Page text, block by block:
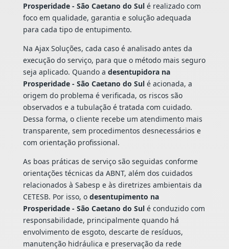
Prosperidade - São Caetano do Sulé realizado com
foco em qualidade, garantia e solução adequada
para cada tipo de entupimento.
Na Ajax Soluções, cada caso é analisado antes da
execução do serviço, para que o método mais seguro
seja aplicado. Quando a desentupidora na
Prosperidade - São Caetano do Sulé acionada, a
origem do problema é verificada, os riscos são
observados e a tubulação é tratada com cuidado.
Dessa forma, o cliente recebe um atendimento mais
transparente, sem procedimentos desnecessários e
com orientação profissional.
As boas práticas de serviço são seguidas conforme
orientações técnicas da ABNT, além dos cuidados
relacionados à Sabesp e às diretrizes ambientais da
CETESB. Por isso, o desentupimento na
Prosperidade - São Caetano do Sulé conduzido com
responsabilidade, principalmente quando há
envolvimento de esgoto, descarte de resíduos,
manutenção hidráulica e preservação da rede